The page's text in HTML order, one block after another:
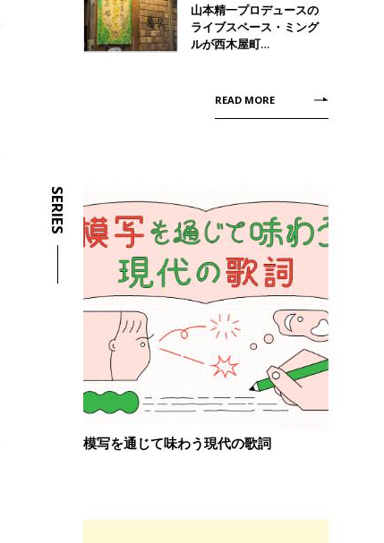
山本精一プロデュースの
ライブスペース・ミング
ルが西木屋町…
READ MORE
SERIES
模写を通じて味わう現代の歌詞